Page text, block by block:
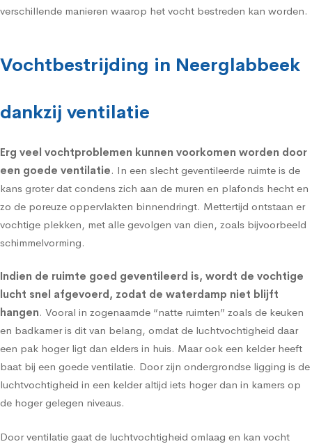
verschillende manieren waarop het vocht bestreden kan worden.
Vochtbestrijding in Neerglabbeek
dankzij ventilatie
Erg veel vochtproblemen kunnen voorkomen worden door
een goede ventilatie. In een slecht geventileerde ruimte is de
kans groter dat condens zich aan de muren en plafonds hecht en
zo de poreuze oppervlakten binnendringt. Mettertijd ontstaan er
vochtige plekken, met alle gevolgen van dien, zoals bijvoorbeeld
schimmelvorming.
Indien de ruimte goed geventileerd is, wordt de vochtige
lucht snel afgevoerd, zodat de waterdamp niet blijft
hangen. Vooral in zogenaamde “natte ruimten” zoals de keuken
en badkamer is dit van belang, omdat de luchtvochtigheid daar
een pak hoger ligt dan elders in huis. Maar ook een kelder heeft
baat bij een goede ventilatie. Door zijn ondergrondse ligging is de
luchtvochtigheid in een kelder altijd iets hoger dan in kamers op
de hoger gelegen niveaus.
Door ventilatie gaat de luchtvochtigheid omlaag en kan vocht